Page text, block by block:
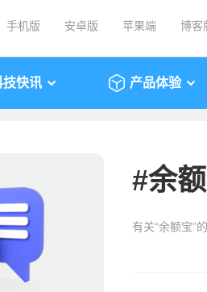
手机版 安卓版 苹果端 博客
技快讯 产品体验
#余
有关“余额宝”